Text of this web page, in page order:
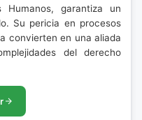
garantiza un
Su pericia en procesos
convierten en una aliada
del derecho